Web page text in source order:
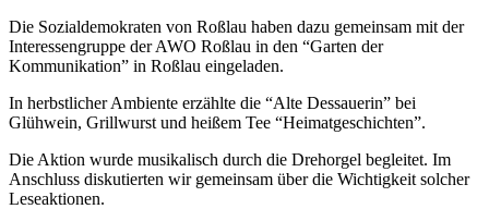
Die Sozialdemokraten von Roßlau haben dazu gemeinsam mit der
Interessengruppe der AWO Roßlau in den “Garten der
Kommunikation” in Roßlau eingeladen.
In herbstlicher Ambiente erzählte die “Alte Dessauerin” bei
Glühwein, Grillwurst und heißem Tee “Heimatgeschichten”.
Die Aktion wurde musikalisch durch die Drehorgel begleitet. Im
Anschluss diskutierten wir gemeinsam über die Wichtigkeit solcher
Leseaktionen.